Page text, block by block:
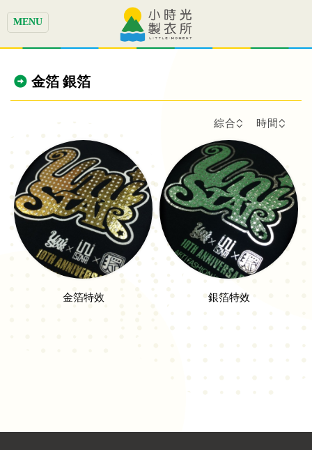
MENU
金箔 銀箔
綜合 時間
金箔特效 銀箔特效